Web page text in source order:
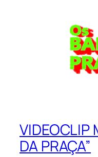
VIDEOCLIP
DA PRAÇA”